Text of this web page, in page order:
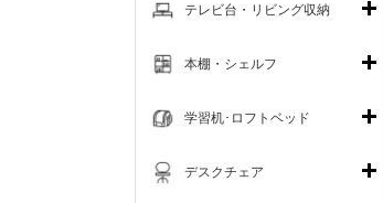
テレビ台・リビング収納
本棚・シェルフ
学習机･ロフトベッド
デスクチェア